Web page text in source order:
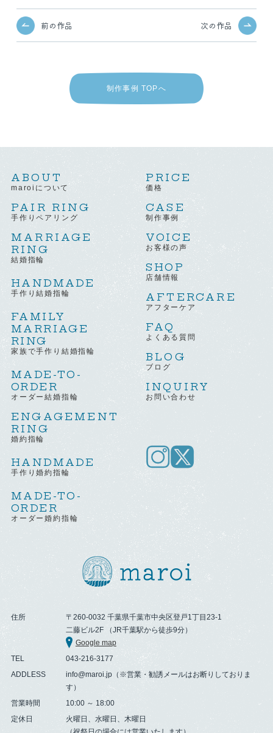
前の作品 次の作品
制作事例 TOPへ
ABOUT
maroiについて
PAIR RING
手作りペアリング
MARRIAGE
RING
結婚指輪
HANDMADE
手作り結婚指輪
FAMILY
MARRIAGE
RING
家族で手作り結婚指輪
MADE-TO-
ORDER
オーダー結婚指輪
ENGAGEMENT
RING
婚約指輪
HANDMADE
手作り婚約指輪
MADE-TO-
ORDER
オーダー婚約指輪
PRICE
価格
CASE
制作事例
VOICE
お客様の声
SHOP
店舗情報
AFTERCARE
アフターケア
FAQ
よくある質問
BLOG
ブログ
INQUIRY
お問い合わせ
住所
〒260-0032 千葉県千葉市中央区登戸1丁目23-1
二藤ビル2F （JR千葉駅から徒歩9分）
Google map
TEL
043-216-3177
ADDLESS
info@maroi.jp（※営業・勧誘メールはお断りしておりま
す）
営業時間
10:00 ～ 18:00
定休日
火曜日、水曜日、木曜日